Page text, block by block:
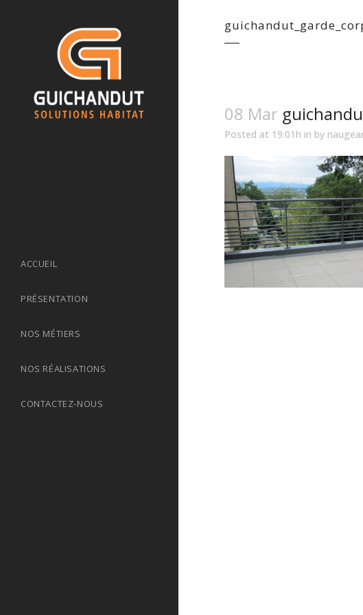
ACCUEIL
PRÉSENTATION
NOS MÉTIERS
NOS RÉALISATIONS
CONTACTEZ-NOUS
08 Mar
Posted at 19:01h in by